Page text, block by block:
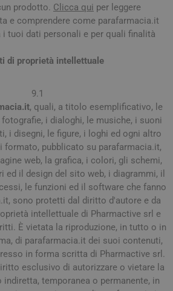
prodotto. Clicca qui per leggere
e comprendere come parafarmacia.it
tuoi dati personali e per quali finalità
di proprietà intellettuale
9.1
, quali, a titolo esemplificativo, le
i dialoghi, le musiche, i suoni
i disegni, le figure, i loghi ed ogni altro
formato, pubblicato su parafarmacia.it,
web, la grafica, i colori, gli schemi,
ed il design del sito web, i diagrammi, il
le funzioni ed il software che fanno
sono protetti dal diritto d'autore e da
intellettuale di Pharmactive srl e
È vietata la riproduzione, in tutto o in
di parafarmacia.it dei suoi contenuti,
in forma scritta di Pharmactive srl.
esclusivo di autorizzare o vietare la
temporanea o permanente, in